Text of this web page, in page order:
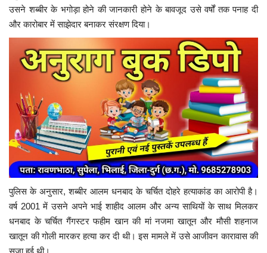
उसने शब्बीर के भगोड़ा होने की जानकारी होने के बावजूद उसे वर्षों तक पनाह दी
और कारोबार में साझेदार बनाकर संरक्षण दिया।
पुलिस के अनुसार, शब्बीर आलम धनबाद के चर्चित दोहरे हत्याकांड का आरोपी है।
वर्ष 2001 में उसने अपने भाई शाहीद आलम और अन्य साथियों के साथ मिलकर
धनबाद के चर्चित गैंगस्टर फहीम खान की मां नजमा खातून और मौसी शहनाज
खातून की गोली मारकर हत्या कर दी थी। इस मामले में उसे आजीवन कारावास की
सजा हुई थी।